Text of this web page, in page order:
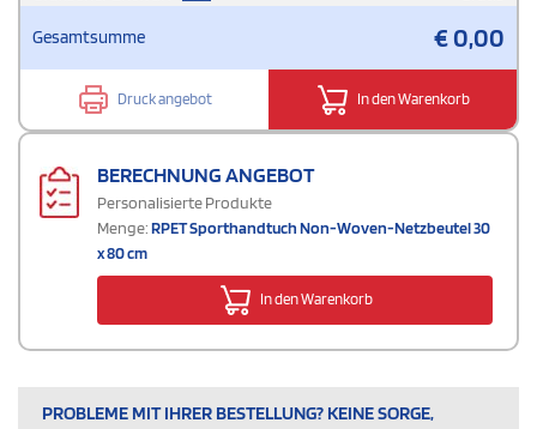
Gesamtsumme €0,00
Druck angebot In den Warenkorb
BERECHNUNG ANGEBOT
Personalisierte Produkte
Menge:RPET Sporthandtuch Non-Woven-Netzbeutel 30
x 80 cm
In den Warenkorb
PROBLEME MIT IHRER BESTELLUNG? KEINE SORGE,